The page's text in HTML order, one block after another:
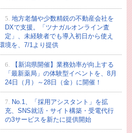
5. 地方老舗や少数精鋭の不動産会社を
DXで支援。「ツナガルオンライン査
定」、未経験者でも導入初日から使え
境を、7/1より提供
6.
【新潟県開催】業務効率が向上する
「最新薬局」の体験型イベントを、8月
24日（月）～28日（金）に開催！
7. No.1、「採用アシスタント」を拡
充、SNS就活・サイト構築・受電代行
の3サービスを新たに提供開始